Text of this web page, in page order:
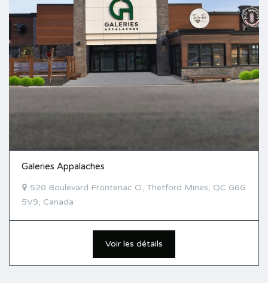
Galeries Appalaches
520 Boulevard Frontenac O, Thetford Mines, QC G6G
5V9, Canada
Voir les détails